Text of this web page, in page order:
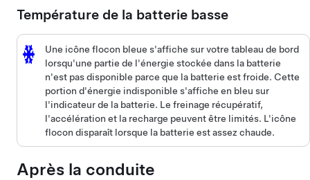
Température de la batterie basse
Une icône flocon bleue s'affiche sur votretableau de bord
lorsqu'une partie de l'énergie stockée dans la batterie
n'est pas disponible parce que la batterie est froide. Cette
portion d'énergie indisponible s'affiche en bleu sur
l'indicateur de la batterie. Le freinage récupératif,
l'accélération et la recharge peuvent être limités. L'icône
flocon disparaît lorsque la batterie est assez chaude.
Après la conduite